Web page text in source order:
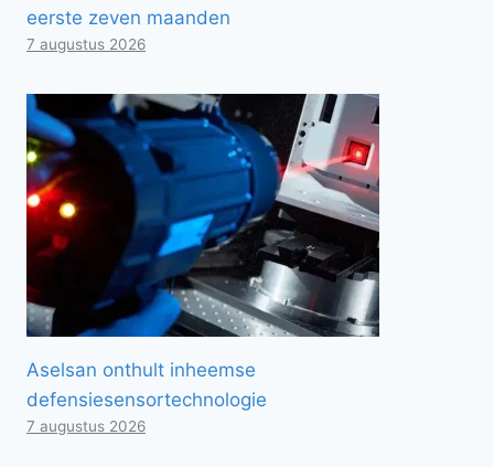
eerste zeven maanden
7 augustus 2026
Aselsan onthult inheemse
defensiesensortechnologie
7 augustus 2026